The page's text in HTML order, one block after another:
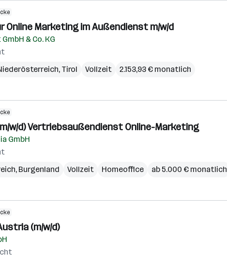
Online Marketing im Außendienst m/w/d
& Co. KG
, Tirol Vollzeit 2.153,93 € monatlich
w/d) Vertriebsaußendienst Online-Marketing
GmbH
, Burgenland Vollzeit Homeoffice ab 5.000 € monatlich
(m/w/d)